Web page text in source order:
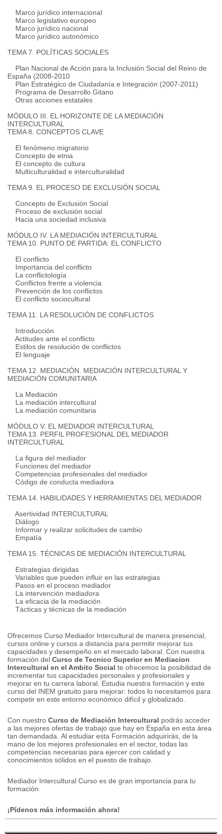
Marco jurídico internacional
Marco legislativo europeo
Marco jurídico nacional
Marco jurídico autonómico
TEMA 7. POLÍTICAS SOCIALES
Plan Nacional de Acción para la Inclusión Social del Reino de
España (2008-2010
Plan Estratégico de Ciudadanía e Integración (2007-2011)
Programa de Desarrollo Gitano
Otras acciones estatales
MÓDULO III. EL HORIZONTE DE LA MEDIACIÓN
INTERCULTURAL
TEMA 8. CONCEPTOS CLAVE
El fenómeno migratorio
Concepto de etnia
El concepto de cultura
Multiculturalidad e interculturalidad
TEMA 9. EL PROCESO DE EXCLUSIÓN SOCIAL
Concepto de Exclusión Social
Proceso de exclusión social
Hacia una sociedad inclusiva
MÓDULO IV. LA MEDIACIÓN INTERCULTURAL
TEMA 10. PUNTO DE PARTIDA: EL CONFLICTO
El conflicto
Importancia del conflicto
La conflictología
Conflictos frente a violencia
Prevención de los conflictos
El conflicto sociocultural
TEMA 11. LA RESOLUCIÓN DE CONFLICTOS
Introducción
Actitudes ante el conflicto
Estilos de resolución de conflictos
El lenguaje
TEMA 12. MEDIACIÓN. MEDIACIÓN INTERCULTURAL Y
MEDIACIÓN COMUNITARIA
La Mediación
La mediación intercultural
La mediación comunitaria
MÓDULO V. EL MEDIADOR INTERCULTURAL
TEMA 13. PERFIL PROFESIONAL DEL MEDIADOR
INTERCULTURAL
La figura del mediador
Funciones del mediador
Competencias profesionales del mediador
Código de conducta mediadora
TEMA 14. HABILIDADES Y HERRAMIENTAS DEL MEDIADOR
Asertividad INTERCULTURAL
Diálogo
Informar y realizar solicitudes de cambio
Empatía
TEMA 15. TÉCNICAS DE MEDIACIÓN INTERCULTURAL
Estrategias dirigidas
Variables que pueden influir en las estrategias
Pasos en el proceso mediador
La intervención mediadora
La eficacia de la mediación
Tácticas y técnicas de la mediación
Ofrecemos Curso Mediador Intercultural de manera presencial,
cursos online y cursos a distancia para permitir mejorar tus
capacidades y desempeño en el mercado laboral. Con nuestra
formación del Curso de Tecnico Superior en Mediacion
Intercultural en el Ambito Social te ofrecemos la posibilidad de
incrementar tus capacidades personales y profesionales y
mejorar en tu carrera laboral. Estudia nuestra formación y este
curso del INEM gratuito para mejorar: todos lo necesitamos para
competir en este entorno económico difícil y globalizado.
Con nuestro Curso de Mediación Intercultural podrás acceder
a las mejores ofertas de trabajo que hay en España en esta área
tan demandada. Al estudiar esta Formación adquirirás, de la
mano de los mejores profesionales en el sector, todas las
competencias necesarias para ejercer con calidad y
conocimientos sólidos en el puesto de trabajo.
Mediador Intercultural Curso es de gran importancia para tu
formación
¡Pídenos más información ahora!